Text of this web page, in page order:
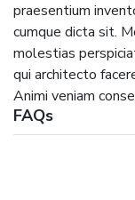
praesentium
cumque dicta sit.
molestias
qui architecto
Animi veniam
FAQs